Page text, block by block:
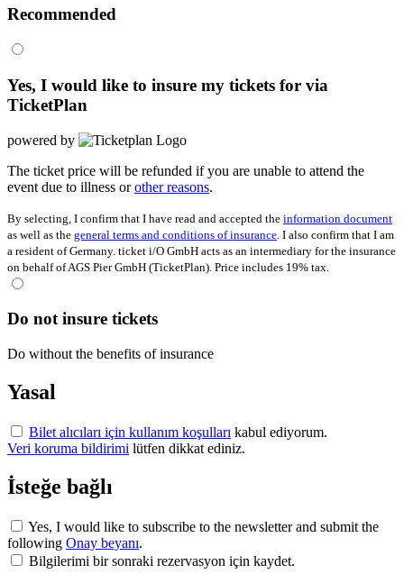
Recommended
Yes, I would like to insure my tickets for via
TicketPlan
powered by
The ticket price will be refunded if you are unable to attend the
event due to illness orother reasons.
By selecting, I confirm that I have read and accepted the information document
as well as the general terms and conditions of insurance . I also confirm that I am
a resident of Germany. ticket i/O GmbH acts as an intermediary for the insurance
on behalf of AGS Pier GmbH (TicketPlan). Price includes 19% tax.
Do not insure tickets
Do without the benefits of insurance
Yasal
Bilet alıcıları için kullanım koşulları kabul ediyorum.
Veri koruma bildirimi lütfen dikkat ediniz.
İsteğe bağlı
Yes, I would like to subscribe to the newsletter and submit the
following Onay beyanı.
Bilgilerimi bir sonraki rezervasyon için kaydet.